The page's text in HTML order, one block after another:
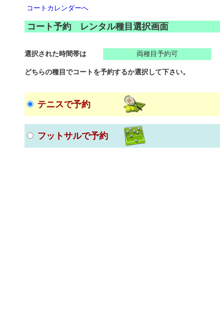
コートカレンダーへ
コート予約 レンタル種目選択画面
選択された時間帯は 両種目予約可
どちらの種目でコートを予約するか選択して下さい。
テニスで予約
フットサルで予約